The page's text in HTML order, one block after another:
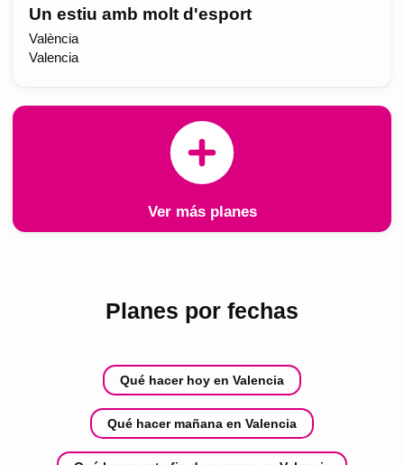
Un estiu amb molt d'esport
València
Valencia
Ver más planes
Planes por fechas
Qué hacer hoy en Valencia
Qué hacer mañana en Valencia